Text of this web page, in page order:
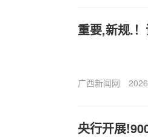
重要,新规.
广西新闻网
央行开展